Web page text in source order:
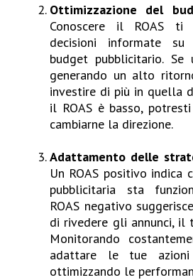
Ottimizzazione del
Conoscere il ROAS ti
decisioni informate
budget pubblicitario. Se
generando un alto
investire di più in quella
il ROAS è basso,
cambiarne la direzione.
Adattamento delle
Un ROAS positivo indica
pubblicitaria sta
ROAS negativo
di rivedere gli annunci,
Monitorando
adattare le tue
ottimizzando le